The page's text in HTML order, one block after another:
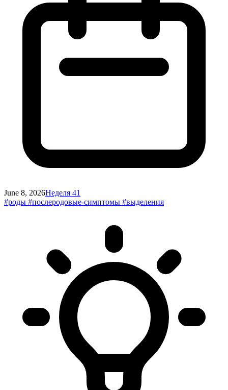
June 8, 2026Неделя 41
#роды #послеродовые-симптомы #выделения